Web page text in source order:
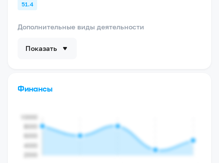
51.4
Дополнительные виды деятельности
Показать
Финансы